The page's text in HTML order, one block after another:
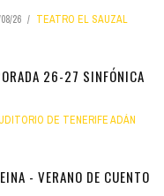
26 TEATRO EL SAUZAL
26-27 SINFÓNICA
DE TENERIFE ADÁN
- VERANO DE CUENTO